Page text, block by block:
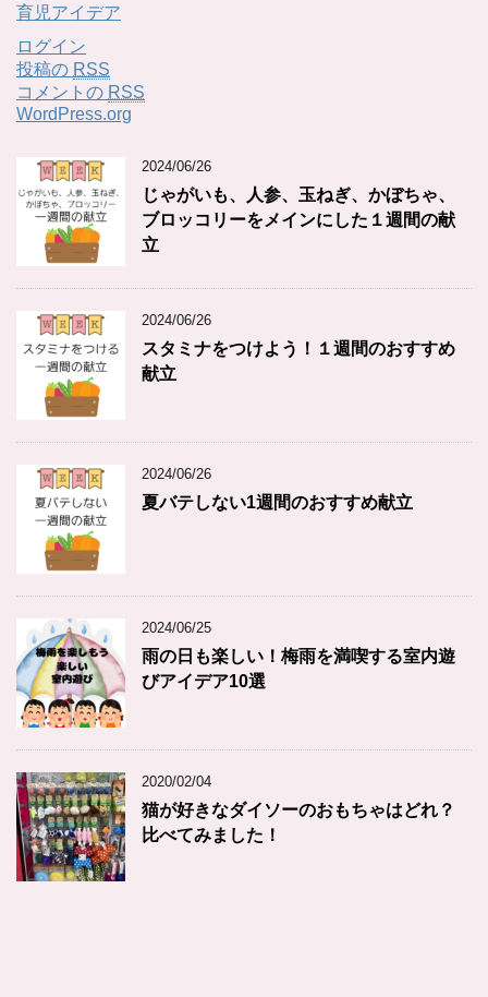
育児アイデア
ログイン
投稿の RSS
コメントの RSS
WordPress.org
2024/06/26
じゃがいも、人参、玉ねぎ、かぼちゃ、
ブロッコリーをメインにした１週間の献
立
2024/06/26
スタミナをつけよう！１週間のおすすめ
献立
2024/06/26
夏バテしない1週間のおすすめ献立
2024/06/25
雨の日も楽しい！梅雨を満喫する室内遊
びアイデア10選
2020/02/04
猫が好きなダイソーのおもちゃはどれ？
比べてみました！